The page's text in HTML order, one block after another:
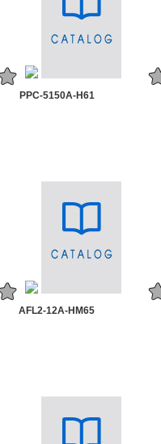
PPC-5150A-H61
AFL2-12A-HM65